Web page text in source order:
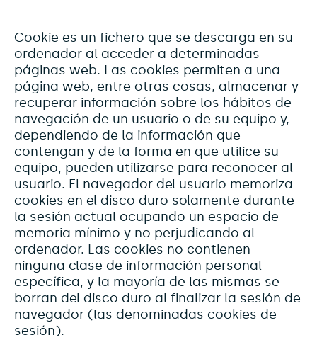
Cookie es un fichero que se descarga en su
ordenador al acceder a determinadas
páginas web. Las cookies permiten a una
página web, entre otras cosas, almacenar y
recuperar información sobre los hábitos de
navegación de un usuario o de su equipo y,
dependiendo de la información que
contengan y de la forma en que utilice su
equipo, pueden utilizarse para reconocer al
usuario. El navegador del usuario memoriza
cookies en el disco duro solamente durante
la sesión actual ocupando un espacio de
memoria mínimo y no perjudicando al
ordenador. Las cookies no contienen
ninguna clase de información personal
específica, y la mayoría de las mismas se
borran del disco duro al finalizar la sesión de
navegador (las denominadas cookies de
sesión).